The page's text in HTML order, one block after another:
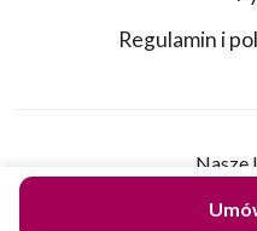
Regulamin i
Nasze